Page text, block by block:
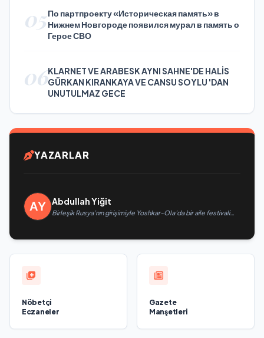
05По партпроекту «Историческая память» в
Нижнем Новгороде появился мурал в память о
Герое СВО
06KLARNET VE ARABESK AYNI SAHNE'DE HALİS
GÜRKAN KIRANKAYA VE CANSU SOYLU 'DAN
UNUTULMAZ GECE
YAZARLAR
Abdullah Yiğit
Birleşik Rusya’nın girişimiyle Yoshkar-Ola’da bir aile festivali
Nöbetçi
Eczaneler
Gazete
Manşetleri